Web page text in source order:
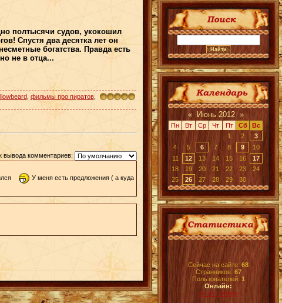
полтысячи судов, укокошил
Спустя два десятка лет он
богатства. Правда есть
не в отца...
, фильмы про пиратов,
вывода комментариев:
У меня есть предложения ( а куда
« Июнь 2012 »
Пн Вт Ср Чт Пт Сб
Вс
1
2
3
4
5 6 7 8 9
10
11
12 13 14 15 16
17
18
19 20 21 22 23
24
25
26 27 28 29 30
Сейчас на сайте: 68
Странников: 67
Пользователей: 1
Онлайн:
rk_dv_melkiy